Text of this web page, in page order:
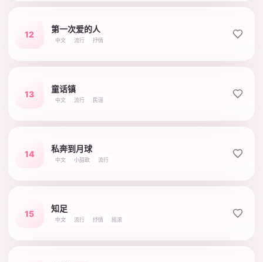
12
第一次爱的人
中文 流行 抒情
13
童话镇
中文 流行 民谣
14
私奔到月球
中文 小甜歌 流行
15
知足
中文 流行 抒情 摇滚